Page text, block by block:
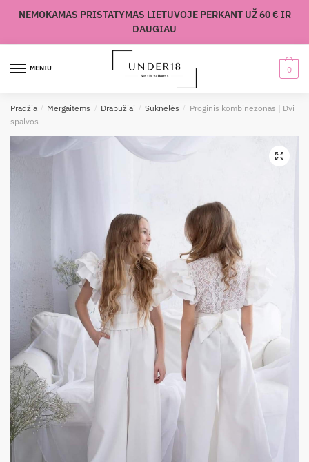
NEMOKAMAS PRISTATYMAS LIETUVOJE PERKANT UŽ 60 € IR
DAUGIAU
MENIU 0
Pradžia / Mergaitėms / Drabužiai / Suknelės /
Proginis kombinezonas | Dvi
spalvos
🔍